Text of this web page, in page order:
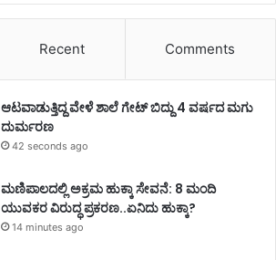
Recent Comments
ಆಟವಾಡುತ್ತಿದ್ದ ವೇಳೆ ಶಾಲೆ ಗೇಟ್ ಬಿದ್ದು 4 ವರ್ಷದ ಮಗು
ದುರ್ಮರಣ
42 seconds ago
ಮಣಿಪಾಲದಲ್ಲಿ ಅಕ್ರಮ ಹುಕ್ಕಾ ಸೇವನೆ: 8 ಮಂದಿ
ಯುವಕರ ವಿರುದ್ಧ ಪ್ರಕರಣ..ಏನಿದು ಹುಕ್ಕಾ?
14 minutes ago